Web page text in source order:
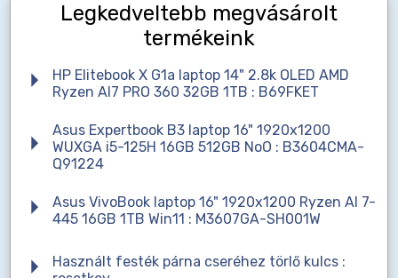
Legkedveltebb megvásárolt
termékeink
HP Elitebook X G1a laptop 14" 2.8k OLED AMD
Ryzen AI7 PRO 360 32GB 1TB : B69FKET
Asus Expertbook B3 laptop 16" 1920x1200
WUXGA i5-125H 16GB 512GB NoO : B3604CMA-
Q91224
Asus VivoBook laptop 16" 1920x1200 Ryzen AI 7-
445 16GB 1TB Win11 : M3607GA-SH001W
Használt festék párna cseréhez törlő kulcs :